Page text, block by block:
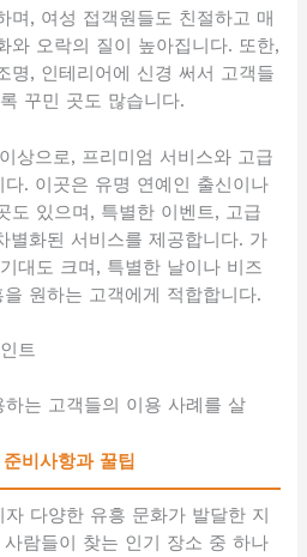
며, 여성 접객원들도 친절하고 매
와 오락의 질이 높아집니다. 또한,
명, 인테리어에 신경 써서 고객들
꾸민 곳도 많습니다.
상으로, 프리미엄 서비스와 고급
. 이곳은 유명 연예인 출신이나
도 있으며, 특별한 이벤트, 고급
별화된 서비스를 제공합니다. 가
대도 크며, 특별한 날이나 비즈
원하는 고객에게 적합합니다.
트
는 고객들의 이용 사례를 살
비사항과 꿀팁
다양한 유흥 문화가 발달한 지
람들이 찾는 인기 장소 중 하나